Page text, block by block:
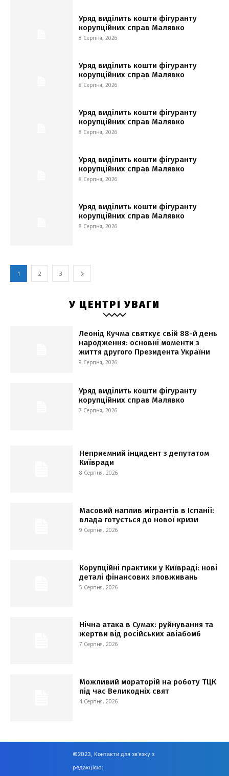
Уряд виділить кошти фігуранту
корупційних справ Малявко
8 Серпня, 2026
Уряд виділить кошти фігуранту
корупційних справ Малявко
8 Серпня, 2026
Уряд виділить кошти фігуранту
корупційних справ Малявко
8 Серпня, 2026
Уряд виділить кошти фігуранту
корупційних справ Малявко
8 Серпня, 2026
Уряд виділить кошти фігуранту
корупційних справ Малявко
8 Серпня, 2026
1 2 3
У ЦЕНТРІ УВАГИ
Леонід Кучма святкує свій 88-й день
народження: основні моменти з
життя другого Президента України
9 Серпня, 2026
Уряд виділить кошти фігуранту
корупційних справ Малявко
7 Серпня, 2026
Неприємний інцидент з депутатом
Київради
8 Серпня, 2026
Масовий наплив мігрантів в Іспанії:
влада готується до нової кризи
9 Серпня, 2026
Корупційні практики у Київраді: нові
деталі фінансових зловживань
5 Серпня, 2026
Нічна атака в Сумах: руйнування та
жертви від російських авіабомб
7 Серпня, 2026
Можливий мораторій на роботу ТЦК
під час Великодніх свят
4 Серпня, 2026
©2023, Контакти для зв'язку з
редакцією: